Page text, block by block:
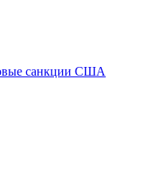
санкции США